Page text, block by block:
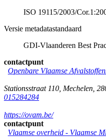
ISO 19115/2003/
Versie metadatastandaard
GDI-Vlaanderen Best
contactpunt
Openbare Vlaamse
Stationsstraat 110 Mechelen
015284284
https://ovam.be/
contactpunt
Vlaamse overheid - Vlaamse